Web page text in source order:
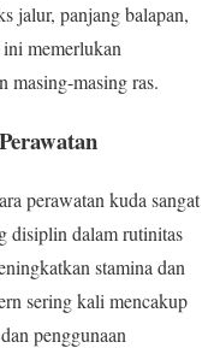
jalur, panjang balapan,
memerlukan
masing-masing ras.
perawatan kuda sangat
disiplin dalam rutinitas
stamina dan
sering kali mencakup
penggunaan